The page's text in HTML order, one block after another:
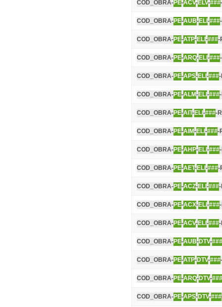
COD_OBRA-PE-ACV-ELV-###
COD_OBRA-PE-AUB-ELI -###
COD_OBRA-PE-ATP-ELI -###-
COD_OBRA-PE-ARQ-ELI -###
COD_OBRA-PE-APS-ELI -###
COD_OBRA-PE-ALM-ELI -###
COD_OBRA-PE-AIT-ELI -###-R
COD_OBRA-PE-AIM-ELI -###-
COD_OBRA-PE-AHP-ELI -###
COD_OBRA-PE-AET-ELI -###-
COD_OBRA-PE-ACZ-ELI -###
COD_OBRA-PE-ACX-ELI -###
COD_OBRA-PE-ACV-ELI -###
COD_OBRA-PE-AUB-DTV-###
COD_OBRA-PE-ATP-DTV-###
COD_OBRA-PE-ARQ-DTV-###
COD_OBRA-PE-APS-DTV-###